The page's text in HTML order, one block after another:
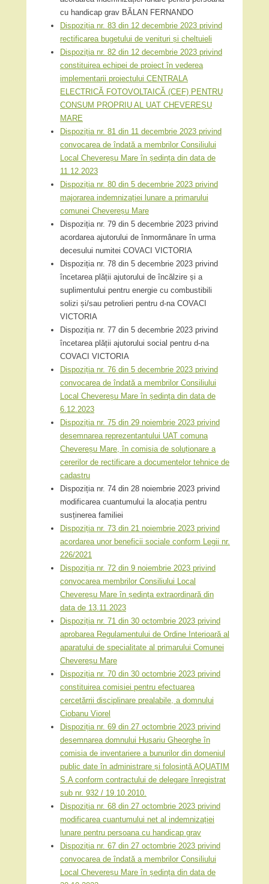
cu handicap grav BĂLAN FERNANDO
Dispoziția nr. 83 din 12 decembrie 2023 privind
rectificarea bugetului de venituri și cheltuieli
Dispoziția nr. 82 din 12 decembrie 2023 privind
constituirea echipei de proiect în vederea
implementarii proiectului CENTRALA
ELECTRICĂ FOTOVOLTAICĂ (CEF) PENTRU
CONSUM PROPRIU AL UAT CHEVEREȘU
MARE
Dispoziția nr. 81 din 11 decembrie 2023 privind
convocarea de îndată a membrilor Consiliului
Local Chevereșu Mare în ședința din data de
11.12.2023
Dispoziția nr. 80 din 5 decembrie 2023 privind
majorarea indemnizației lunare a primarului
comunei Chevereșu Mare
Dispoziția nr. 79 din 5 decembrie 2023 privind
acordarea ajutorului de înmormânare în urma
decesului numitei COVACI VICTORIA
Dispoziția nr. 78 din 5 decembrie 2023 privind
încetarea plății ajutorului de încălzire și a
suplimentului pentru energie cu combustibili
solizi și/sau petrolieri pentru d-na COVACI
VICTORIA
Dispoziția nr. 77 din 5 decembrie 2023 privind
încetarea plății ajutorului social pentru d-na
COVACI VICTORIA
Dispoziția nr. 76 din 5 decembrie 2023 privind
convocarea de îndată a membrilor Consiliului
Local Chevereșu Mare în ședința din data de
6.12.2023
Dispoziția nr. 75 din 29 noiembrie 2023 privind
desemnarea reprezentantului UAT comuna
Chevereșu Mare, în comisia de soluționare a
cererilor de rectificare a documentelor tehnice de
cadastru
Dispoziția nr. 74 din 28 noiembrie 2023 privind
modificarea cuantumului la alocația pentru
susținerea familiei
Dispoziția nr. 73 din 21 noiembrie 2023 privind
acordarea unor beneficii sociale conform Legii nr.
226/2021
Dispoziția nr. 72 din 9 noiembrie 2023 privind
convocarea membrilor Consiliului Local
Chevereșu Mare în ședința extraordinară din
data de 13.11.2023
Dispoziția nr. 71 din 30 octombrie 2023 privind
aprobarea Regulamentului de Ordine Interioară al
aparatului de specialitate al primarului Comunei
Chevereșu Mare
Dispoziția nr. 70 din 30 octombrie 2023 privind
constituirea comisiei pentru efectuarea
cercetărrii disciplinare prealabile, a domnului
Ciobanu Viorel
Dispoziția nr. 69 din 27 octombrie 2023 privind
desemnarea domnului Husariu Gheorghe în
comisia de inventariere a bunurilor din domeniul
public date în administrare și folosință AQUATIM
S.A conform contractului de delegare înregistrat
sub nr. 932 / 19.10.2010.
Dispoziția nr. 68 din 27 octombrie 2023 privind
modificarea cuantumului net al indemnizației
lunare pentru persoana cu handicap grav
Dispoziția nr. 67 din 27 octombrie 2023 privind
convocarea de îndată a membrilor Consiliului
Local Chevereșu Mare în ședința din data de